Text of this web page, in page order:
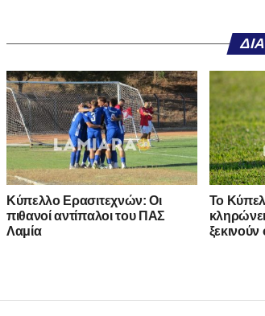
Κύπελλο Ερασιτεχνών: Οι
πιθανοί αντίπαλοι του ΠΑΣ
Λαμία
Το